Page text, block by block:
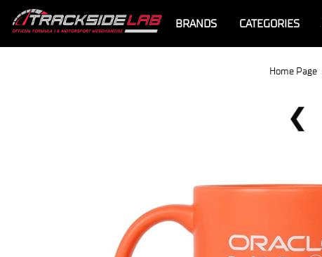
BRANDS CATEGORIES
Home Page